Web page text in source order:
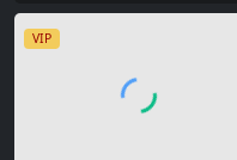
VIP